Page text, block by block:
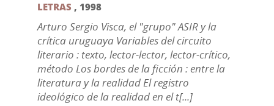
LETRAS , 1998
Arturo Sergio Visca, el "grupo" ASIR y la
crítica uruguaya Variables del circuito
literario : texto, lector-lector, lector-crítico,
método Los bordes de la ficción : entre la
literatura y la realidad El registro
ideológico de la realidad en el t[...]